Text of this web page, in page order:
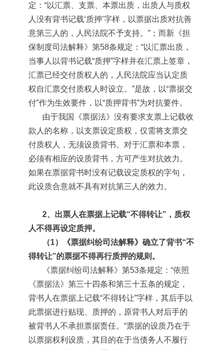
定：“以汇票、支票、本票出质，出质人与质权
人没有背书记载‘质押’字样，以票据出质对抗善
意第三人的，人民法院不予支持。”；而新《担
保制度司法解释》第58条规定：“以汇票出质，
当事人以背书记载“质押”字样并在汇票上签章，
汇票已经交付质权人的，人民法院应当认定质
权自汇票交付质权人时设立。”是故，以“票据交
付”作为生效要件，以“质押背书”为对抗要件。
由于我国《票据法》没有要求支票上记载收
款人的名称，以支票设定质权，仅需将支票交
付质权人，无须设质背书。对于汇票和本票，
必须有相应的设质背书，方可产生对抗效力。
如果在票据背书时没有记载设定质权的字句，
此设质合意就不具有对抗第三人的效力。
2、出票人在票据上记载“不得转让”，质权
人不得再设定质押。
（1）《票据纠纷司法解释》确立了背书“不
得转让”的票据不得再行质押的规则。
《票据纠纷司法解释》第53条规定：“依照
《票据法》第三十四条和第三十五条的规定，
背书人在票据上记载“不得转让”字样，其后手以
此票据进行贴现、质押的，原背书人对后手的
被背书人不承担票据责任。“票据的设质乃在于
以票据权利设质，其目的在于当债务人不履行